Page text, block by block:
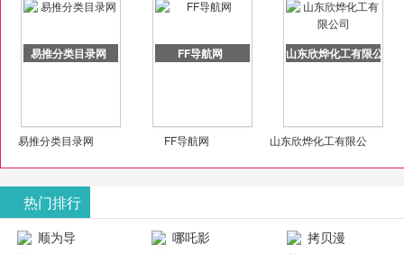
易推分类目录网
易推分类目录网
FF导航网
FF导航网
山东欣烨化工有限公司
山东欣烨化工有限公
热门排行
顺为导
哪吒影
拷贝漫